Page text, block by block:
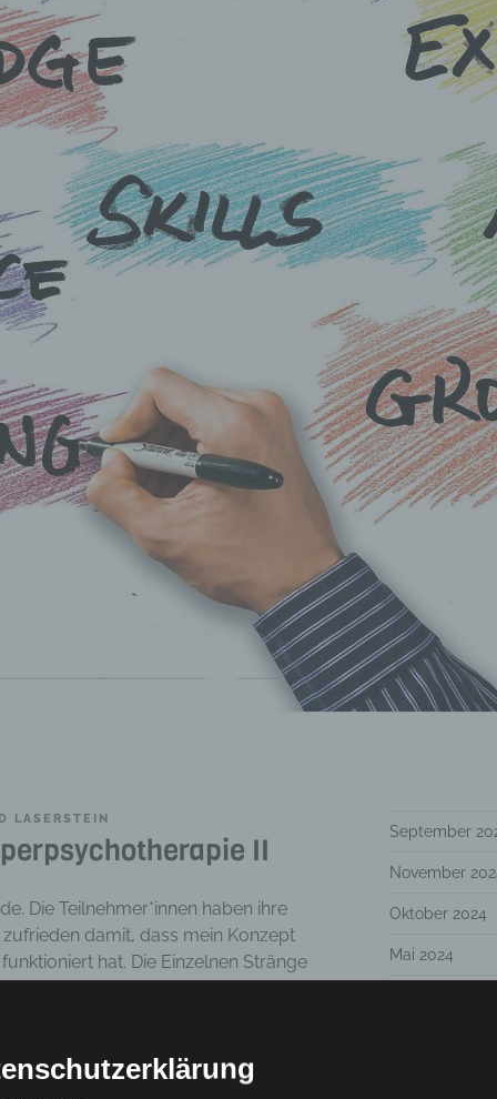
LASERSTEIN
II
Die Teilnehmer*innen haben ihre
damit, dass mein Konzept
hat. Die Einzelnen Stränge
Diagnostik,
und Supervision haben sich
Die Teilnehmer*innen haben
in dieser komplexen Thematik einen
September
November
Oktober 2024
Mai 2024